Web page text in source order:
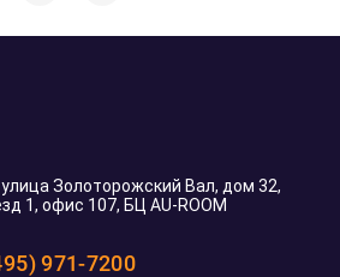
Золоторожский Вал, дом 32,
1, офис 107, БЦ AU-ROOM
971-7200